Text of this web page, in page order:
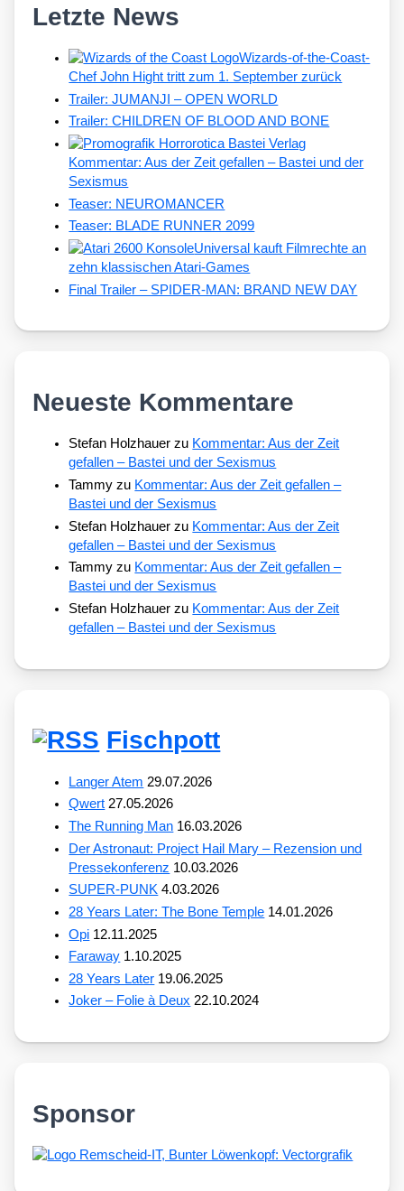
Letzte News
Wizards-of-the-Coast-
Chef John Hight tritt zum 1. September zurück
Trailer: JUMANJI – OPEN WORLD
Trailer: CHILDREN OF BLOOD AND BONE
Kommentar: Aus der Zeit gefallen – Bastei und der
Sexismus
Teaser: NEUROMANCER
Teaser: BLADE RUNNER 2099
Universal kauft Filmrechte an
zehn klassischen Atari-Games
Final Trailer – SPIDER-MAN: BRAND NEW DAY
Neueste Kommentare
Stefan Holzhauer zu Kommentar: Aus der Zeit
gefallen – Bastei und der Sexismus
Tammy zu Kommentar: Aus der Zeit gefallen –
Bastei und der Sexismus
Stefan Holzhauer zu Kommentar: Aus der Zeit
gefallen – Bastei und der Sexismus
Tammy zu Kommentar: Aus der Zeit gefallen –
Bastei und der Sexismus
Stefan Holzhauer zu Kommentar: Aus der Zeit
gefallen – Bastei und der Sexismus
Fischpott
Langer Atem 29.07.2026
Qwert 27.05.2026
The Running Man 16.03.2026
Der Astronaut: Project Hail Mary – Rezension und
Pressekonferenz 10.03.2026
SUPER-PUNK 4.03.2026
28 Years Later: The Bone Temple 14.01.2026
Opi 12.11.2025
Faraway 1.10.2025
28 Years Later 19.06.2025
Joker – Folie à Deux 22.10.2024
Sponsor